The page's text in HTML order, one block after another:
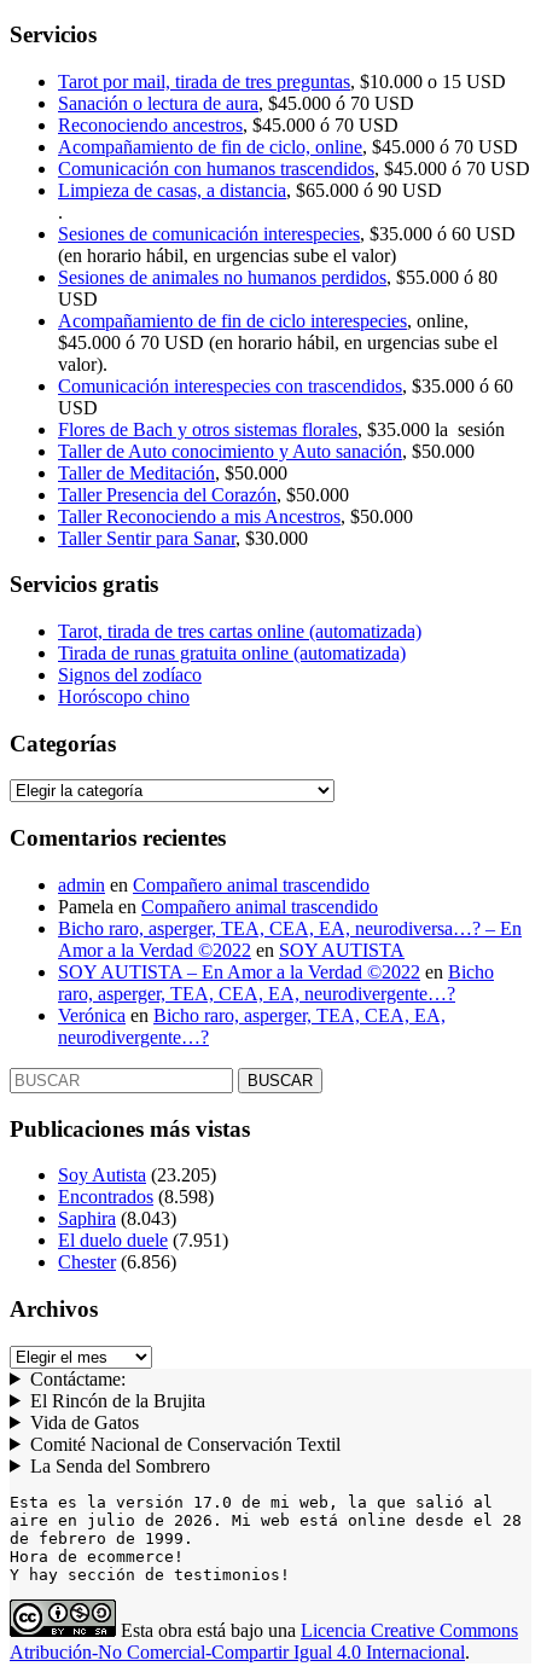
Servicios
Tarot por mail, tirada de tres preguntas, $10.000 o 15 USD
Sanación o lectura de aura, $45.000 ó 70 USD
Reconociendo ancestros, $45.000 ó 70 USD
Acompañamiento de fin de ciclo, online, $45.000 ó 70 USD
Comunicación con humanos trascendidos, $45.000 ó 70 USD
Limpieza de casas, a distancia, $65.000 ó 90 USD
.
Sesiones de comunicación interespecies, $35.000 ó 60 USD
(en horario hábil, en urgencias sube el valor)
Sesiones de animales no humanos perdidos, $55.000 ó 80
USD
Acompañamiento de fin de ciclo interespecies, online,
$45.000 ó 70 USD (en horario hábil, en urgencias sube el
valor).
Comunicación interespecies con trascendidos, $35.000 ó 60
USD
Flores de Bach y otros sistemas florales, $35.000 la sesión
Taller de Auto conocimiento y Auto sanación, $50.000
Taller de Meditación, $50.000
Taller Presencia del Corazón, $50.000
Taller Reconociendo a mis Ancestros, $50.000
Taller Sentir para Sanar, $30.000
Servicios gratis
Tarot, tirada de tres cartas online (automatizada)
Tirada de runas gratuita online (automatizada)
Signos del zodíaco
Horóscopo chino
Categorías
Categorías
Comentarios recientes
admin en Compañero animal trascendido
Pamela en Compañero animal trascendido
Bicho raro, asperger, TEA, CEA, EA, neurodiversa…? – En
Amor a la Verdad ©2022 en SOY AUTISTA
SOY AUTISTA – En Amor a la Verdad ©2022 en Bicho
raro, asperger, TEA, CEA, EA, neurodivergente…?
Verónica en Bicho raro, asperger, TEA, CEA, EA,
neurodivergente…?
Buscar:
Publicaciones más vistas
Soy Autista (23.205)
Encontrados (8.598)
Saphira (8.043)
El duelo duele (7.951)
Chester (6.856)
Archivos
Archivos
Contáctame:
El Rincón de la Brujita
Vida de Gatos
Comité Nacional de Conservación Textil
La Senda del Sombrero
Esta es la versión 17.0 de mi web, la que salió al
aire en julio de 2026. Mi web está online desde el 28
de febrero de 1999.
Hora de ecommerce!
Y hay sección de testimonios!
Esta obra está bajo una Licencia Creative Commons
Atribución-No Comercial-Compartir Igual 4.0 Internacional.